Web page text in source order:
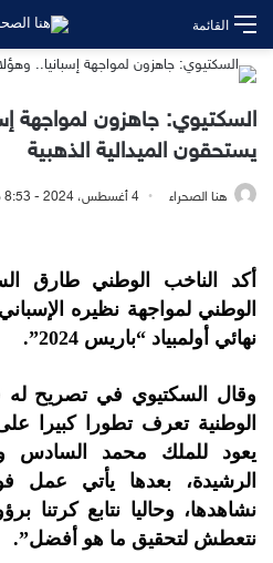
القائمة
السكتيوي: جاهزون لمواجهة
يستحقون الميدالية الذهبية
هنا الصحراء 4 أغسطس، 2024 - 8:53 مساءً
أكد الناخب الوطني طارق
الوطني لمواجهة نظيره
نهائي أولمبياد “باريس 2024”.
وقال السكتيوي في تصريح له
الوطنية تعرف تطورا كبيرا
يعود للملك محمد السادس
الرشيدة، بعدها يأتي عمل
نشاهدها، وحاليا نتابع كرتنا
نتعطش لتحقيق ما هو أفضل”.